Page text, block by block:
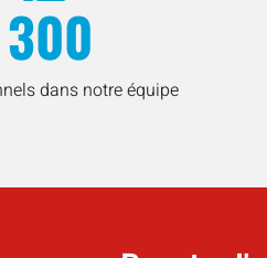
300
dans notre équipe